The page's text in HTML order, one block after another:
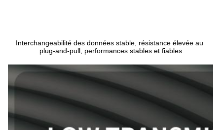
Interchangeabilité des données stable, résistance élevée au
plug-and-pull, performances stables et fiables